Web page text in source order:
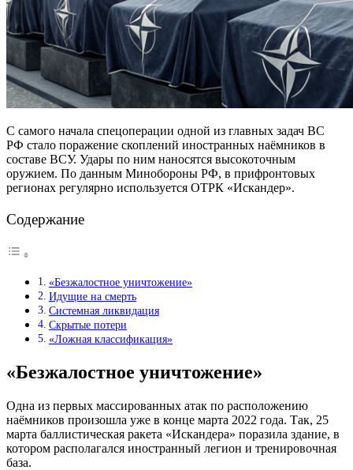
С самого начала спецоперации одной из главных задач ВС
РФ стало поражение скоплений иностранных наёмников в
составе ВСУ. Удары по ним наносятся высокоточным
оружием. По данным Минобороны РФ, в прифронтовых
регионах регулярно используется ОТРК «Искандер».
Содержание
«Безжалостное уничтожение»
Идущие на смерть
Системная ликвидация
Скрытые потери
«Ложная классификация»
«Безжалостное уничтожение»
Одна из первых массированных атак по расположению
наёмников произошла уже в конце марта 2022 года. Так, 25
марта баллистическая ракета «Искандера» поразила здание, в
котором располагался иностранный легион и тренировочная
база.